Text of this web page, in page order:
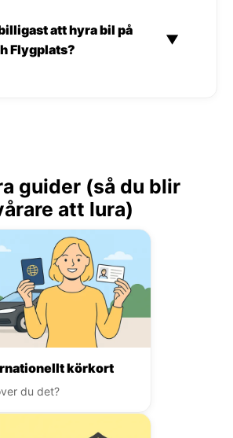
att hyra bil på
Flygplats?
▼
guider (så du blir
att lura)
körkort
du det?